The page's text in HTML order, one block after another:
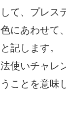
て、プレス
にあわせて
記します。
法使いチャレ
ことを意味